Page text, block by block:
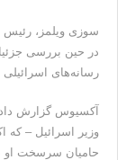
در حین بررسی
رسانه‌های اسرائیلی
آکسیوس گزارش داد
وزیر اسرائیل – که
حامیان سرسخت او